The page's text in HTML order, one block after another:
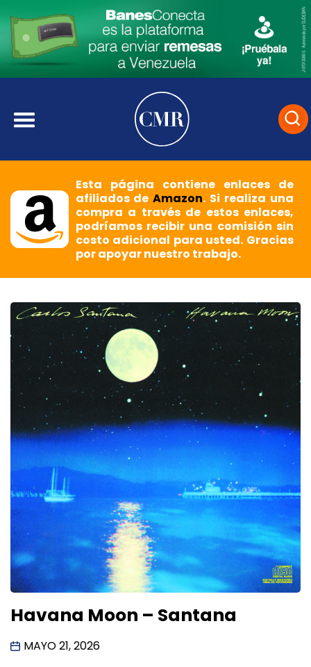
Esta página contiene enlaces de
afiliados deAmazon. Si realiza una
compra a través de estos enlaces,
podríamos recibir una comisión sin
costo adicional para usted. Gracias
por apoyar nuestro trabajo.
Havana Moon – Santana
MAYO 21, 2026